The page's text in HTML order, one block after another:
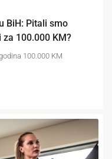
BiH: Pitali smo
100.000 KM?
100.000 KM